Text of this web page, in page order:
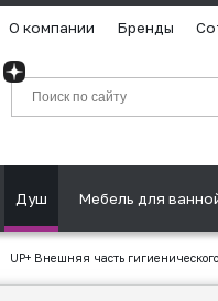
О компании Бренды
Душ Мебель для
UP+ Внешняя часть